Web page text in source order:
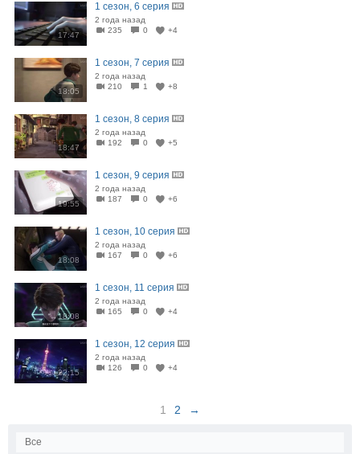
17:47
1 сезон, 6 серия
2 года назад
235
0 +4
18:05
1 сезон, 7 серия
2 года назад
210
1 +8
18:47
1 сезон, 8 серия
2 года назад
192
0 +5
19:55
1 сезон, 9 серия
2 года назад
187
0 +6
18:08
1 сезон, 10 серия
2 года назад
167
0 +6
18:08
1 сезон, 11 серия
2 года назад
165
0 +4
22:15
1 сезон, 12 серия
2 года назад
126
0 +4
1 2 →
Все